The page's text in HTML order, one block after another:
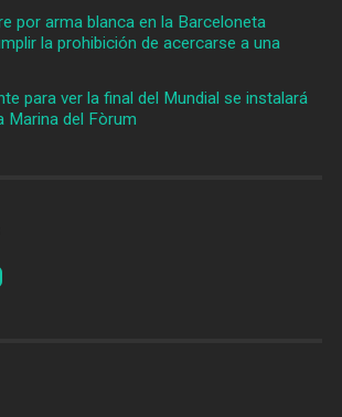
por arma blanca en la Barceloneta
la prohibición de acercarse a una
para ver la final del Mundial se instalará
Marina del Fòrum